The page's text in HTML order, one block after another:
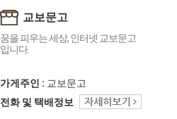
교보문고
꿈을 피우는 세상, 인터넷 교보문고
입니다.
가게주인 : 교보문고
전화 및 택배정보